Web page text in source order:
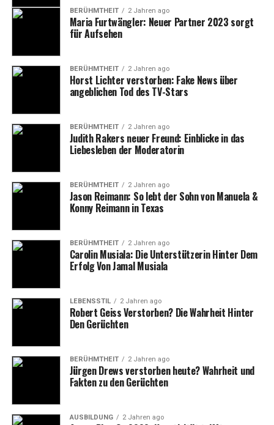
Produktionskosten niedrig zu halten, und baute
gleichzeitig ein effizientes Logistiknetzwerk auf, das
Lesara, seinen Kunden nicht nur günstige Preise,
sondern auch eine schnelle Zustellung der bestellten
Waren zu bieten.
Nutzung von Big Data zur
Trendprognose
Eine der Schlüsseltechnologien, die Lesara von Anfang
an einsetzte, war die Nutzung von Big Data zur
Trendprognose. Durch die Analyse von Daten aus
verschiedenen Quellen wie Social Media, Suchanfragen
und Kaufverhalten konnte Lesara frühzeitig Trends
erkennen und diese in seine Produktlinie integrieren.
Dadurch war das Unternehmen in der Lage, auf dem
schnelllebigen Modemarkt immer einen Schritt voraus
zu sein.
Die Nutzung von Big Data ermöglichte esLesaraauch,
die Nachfrage besser vorherzusagen und
Überproduktionen zu vermeiden. Dies führte zu einer
Optimierung der Lagerbestände und einer Reduzierung
der Kosten, was sich wiederum positiv auf die
Gewinnmargen des Unternehmens auswirkte. Diese
datengestützte Herangehensweise war einer der
Hauptgründe, warum Lesara so schnell und effizient auf
BERÜHMTHEIT 2 Jahren ago
Maria Furtwängler: Neuer Partner 2023 sorgt
für Aufsehen
BERÜHMTHEIT 2 Jahren ago
Horst Lichter verstorben: Fake News über
angeblichen Tod des TV-Stars
BERÜHMTHEIT 2 Jahren ago
Judith Rakers neuer Freund: Einblicke in das
Liebesleben der Moderatorin
BERÜHMTHEIT 2 Jahren ago
Jason Reimann: So lebt der Sohn von Manuela &
Konny Reimann in Texas
BERÜHMTHEIT 2 Jahren ago
Carolin Musiala: Die Unterstützerin Hinter Dem
Erfolg Von Jamal Musiala
LEBENSSTIL 2 Jahren ago
Robert Geiss Verstorben? Die Wahrheit Hinter
Den Gerüchten
BERÜHMTHEIT 2 Jahren ago
Jürgen Drews verstorben heute? Wahrheit und
Fakten zu den Gerüchten
AUSBILDUNG 2 Jahren ago